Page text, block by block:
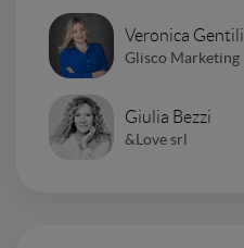
Veronica Gentili
Glisco Marketing
Giulia Bezzi
&Love srl